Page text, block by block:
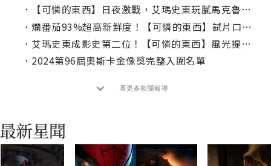
．
【可憐的東西】日夜激戰，艾瑪史東玩膩馬克魯法洛：閃邊去！
． 爛番茄93%超高新鮮度！【可憐的東西】試片口碑爆棚
． 艾瑪史東成影史第二位！【可憐的東西】風光提名11項奧斯卡
． 2024第96屆奧斯卡金像獎完整入圍名單
看更多相關報導